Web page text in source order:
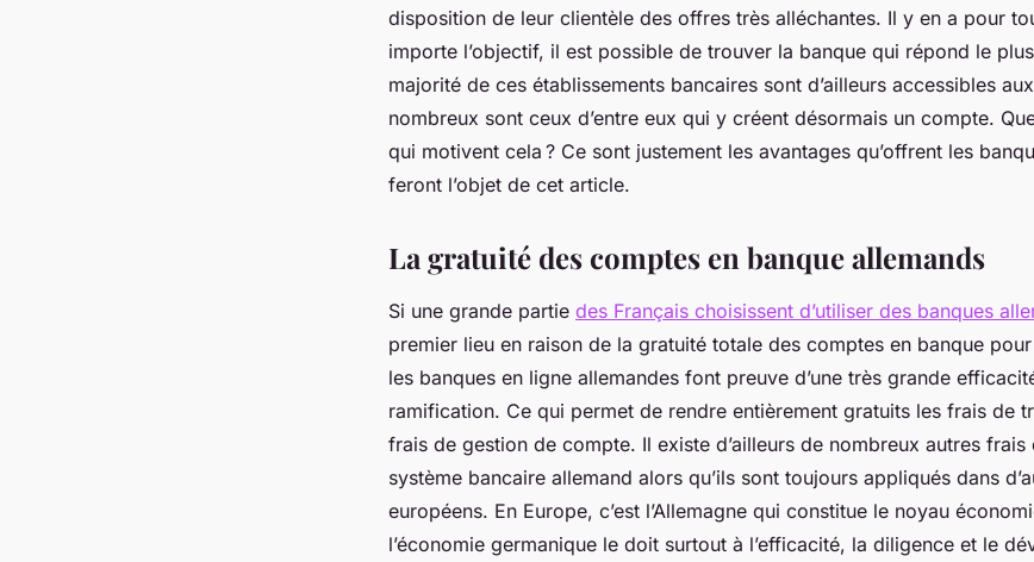
disposition de leur clientèle des offres très alléchantes. Il y en a pour
importe l’objectif, il est possible de trouver la banque qui répond le
majorité de ces établissements bancaires sont d’ailleurs accessibles
nombreux sont ceux d’entre eux qui y créent désormais un compte.
qui motivent cela ? Ce sont justement les avantages qu’offrent les
feront l’objet de cet article.
La gratuité des comptes en banque allemands
Si une grande partie des Français choisissent d’utiliser des banques
premier lieu en raison de la gratuité totale des comptes en banque
les banques en ligne allemandes font preuve d’une très grande
ramification. Ce qui permet de rendre entièrement gratuits les frais de
frais de gestion de compte. Il existe d’ailleurs de nombreux autres
système bancaire allemand alors qu’ils sont toujours appliqués dans
européens. En Europe, c’est l’Allemagne qui constitue le noyau
l’économie germanique le doit surtout à l’efficacité, la diligence et le